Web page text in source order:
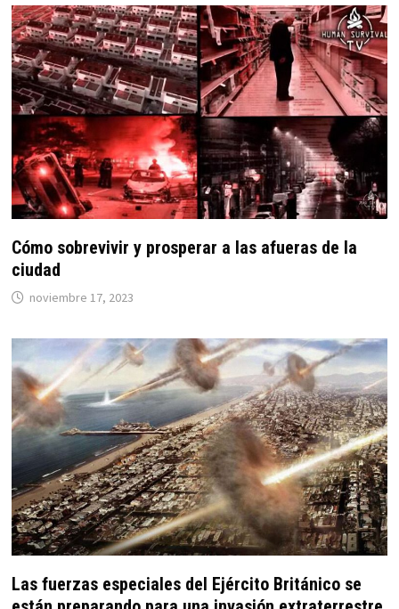
Cómo sobrevivir y prosperar a las afueras de la
ciudad
noviembre 17, 2023
Las fuerzas especiales del Ejército Británico se